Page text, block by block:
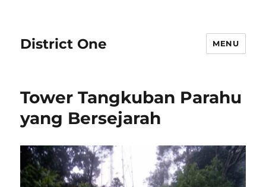
District One MENU
Tower Tangkuban Parahu
yang Bersejarah